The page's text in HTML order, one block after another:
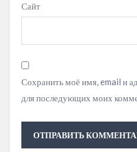
Сайт
Сохранить моё имя, email и
для последующих моих